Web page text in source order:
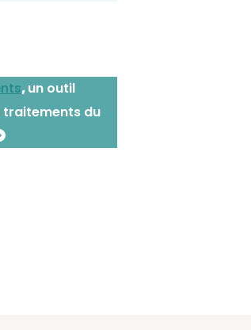
,un outil
traitements du